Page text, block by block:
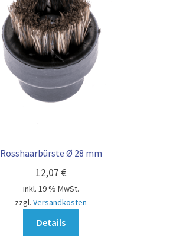
Rosshaarbürste Ø 28 mm
12,07 €
inkl. 19 % MwSt.
zzgl. Versandkosten
Details